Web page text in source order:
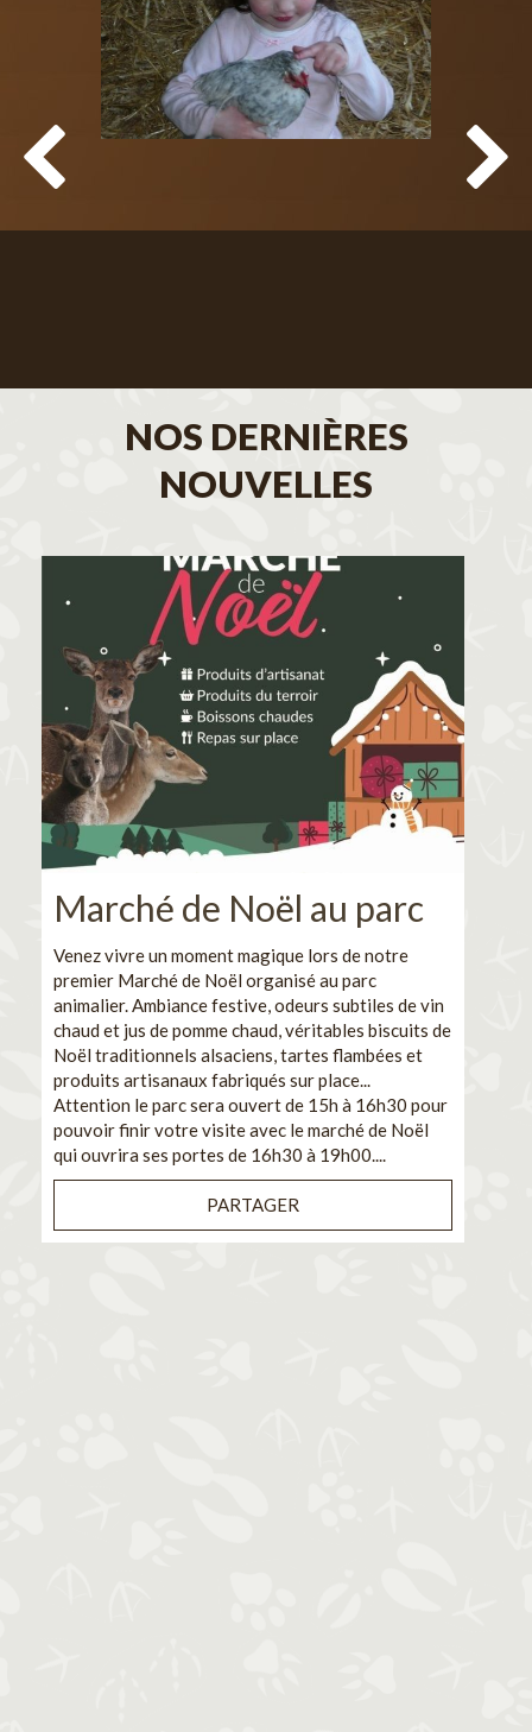
NOS DERNIÈRES
NOUVELLES
Marché de Noël au parc
Venez vivre un moment magique lors de notre
premier Marché de Noël organisé au parc
animalier. Ambiance festive, odeurs subtiles de vin
chaud et jus de pomme chaud, véritables biscuits de
Noël traditionnels alsaciens, tartes flambées et
produits artisanaux fabriqués sur place...
Attention le parc sera ouvert de 15h à 16h30 pour
pouvoir finir votre visite avec le marché de Noël
qui ouvrira ses portes de 16h30 à 19h00....
PARTAGER